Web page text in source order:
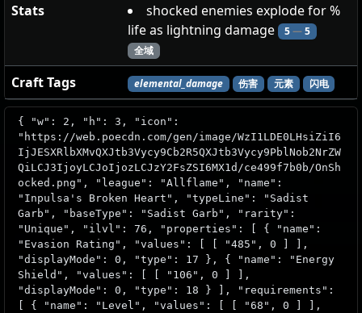
Stats
shocked enemies explode for %
life as lightning damage
5—5
全域
Craft Tags elemental_damage 伤害 元素 闪电
{ "w": 2, "h": 3, "icon":
"https://web.poecdn.com/gen/image/WzI1LDE0LHsiZiI6
IjJESXRlbXMvQXJtb3Vycy9Cb2R5QXJtb3Vycy9PblNob2NrZW
QiLCJ3IjoyLCJoIjozLCJzY2FsZSI6MX1d/ce499f7b0b/OnSh
ocked.png", "league": "Allflame", "name":
"Inpulsa's Broken Heart", "typeLine": "Sadist
Garb", "baseType": "Sadist Garb", "rarity":
"Unique", "ilvl": 76, "properties": [ { "name":
"Evasion Rating", "values": [ [ "485", 0 ] ],
"displayMode": 0, "type": 17 }, { "name": "Energy
Shield", "values": [ [ "106", 0 ] ],
"displayMode": 0, "type": 18 } ], "requirements":
[ { "name": "Level", "values": [ [ "68", 0 ] ],